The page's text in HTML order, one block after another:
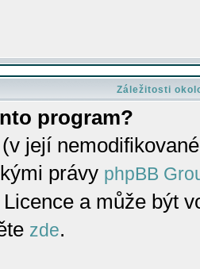
Záležitosti
program?
její
právy phpBB
a může být
zde.